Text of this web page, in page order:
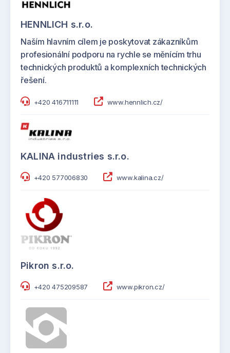
HENNLICH s.r.o.
Naším hlavním cílem je poskytovat zákazníkům
profesionální podporu na rychle se měnícím trhu
technických produktů a komplexních technických
řešení.
+420 416711111 www.hennlich.cz/
KALINA industries s.r.o.
+420 577006830 www.kalina.cz/
Pikron s.r.o.
+420 475209587 www.pikron.cz/